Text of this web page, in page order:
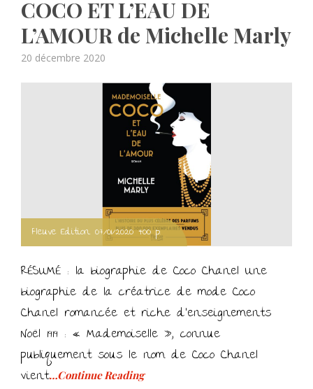
COCO ET L’EAU DE
L’AMOUR de Michelle Marly
Posted
20 décembre 2020
Fleuve Edition 07/01/2020 400 p.
RÉSUMÉ : la biographie de Coco Chanel Une
biographie de la créatrice de mode Coco
Chanel romancée et riche d’enseignements
Noël 1919 : « Mademoiselle », connue
publiquement sous le nom de Coco Chanel
vient…Continue Reading